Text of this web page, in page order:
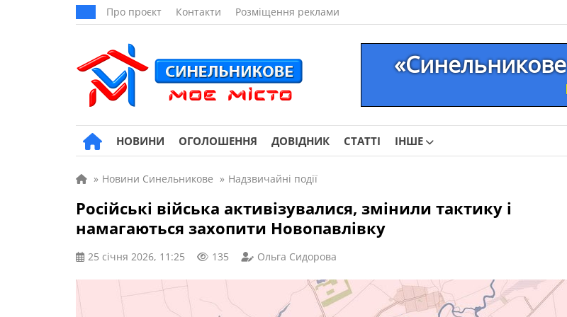
Про проєкт Контакти Розміщення реклами
НОВИНИ ОГОЛОШЕННЯ ДОВІДНИК СТАТТІ ІНШЕ
» Новини Синельникове » Надзвичайні події
Російські війська активізувалися, змінили тактику і
намагаються захопити Новопавлівку
25 січня 2026, 11:25 135 Ольга Сидорова